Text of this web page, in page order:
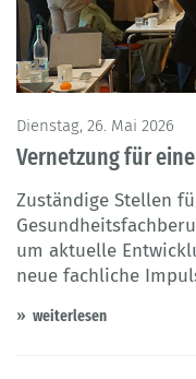
Dienstag, 26. Mai 2026
Vernetzung für
Zuständige Stellen
um aktuelle
neue fachliche
weiterlesen